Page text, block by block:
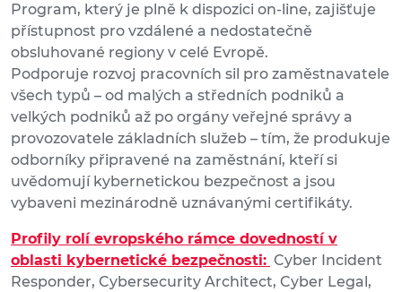
Program, který je plně k dispozici on-line, zajišťuje
přístupnost pro vzdálené a nedostatečně
obsluhované regiony v celé Evropě.
Podporuje rozvoj pracovních sil pro zaměstnavatele
všech typů – od malých a středních podniků a
velkých podniků až po orgány veřejné správy a
provozovatele základních služeb – tím, že produkuje
odborníky připravené na zaměstnání, kteří si
uvědomují kybernetickou bezpečnost a jsou
vybaveni mezinárodně uznávanými certifikáty.
Profily rolí evropského rámce dovedností v
oblasti kybernetické bezpečnosti: Cyber Incident
Responder, Cybersecurity Architect, Cyber Legal,